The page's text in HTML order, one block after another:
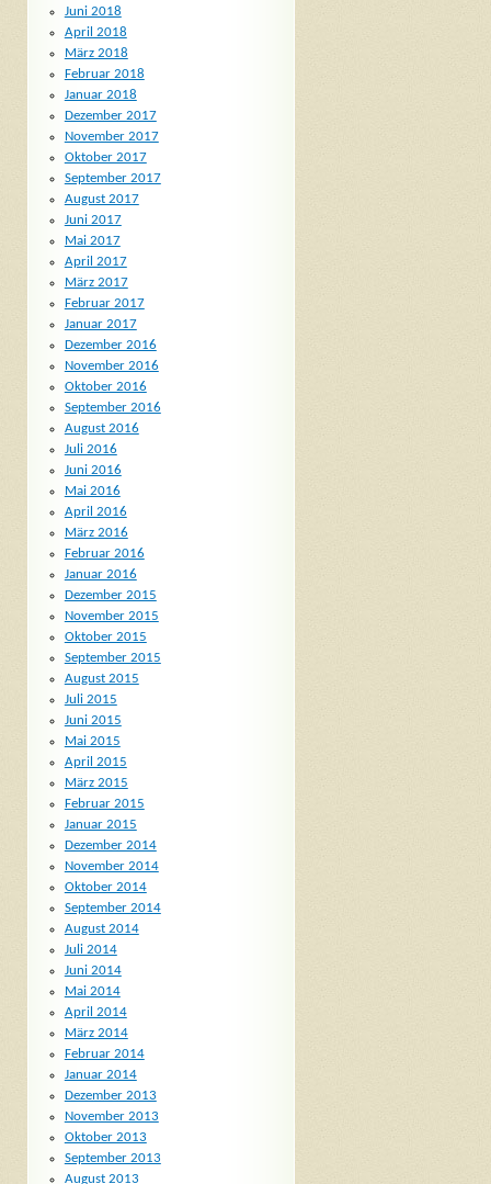
Juni 2018
April 2018
März 2018
Februar 2018
Januar 2018
Dezember 2017
November 2017
Oktober 2017
September 2017
August 2017
Juni 2017
Mai 2017
April 2017
März 2017
Februar 2017
Januar 2017
Dezember 2016
November 2016
Oktober 2016
September 2016
August 2016
Juli 2016
Juni 2016
Mai 2016
April 2016
März 2016
Februar 2016
Januar 2016
Dezember 2015
November 2015
Oktober 2015
September 2015
August 2015
Juli 2015
Juni 2015
Mai 2015
April 2015
März 2015
Februar 2015
Januar 2015
Dezember 2014
November 2014
Oktober 2014
September 2014
August 2014
Juli 2014
Juni 2014
Mai 2014
April 2014
März 2014
Februar 2014
Januar 2014
Dezember 2013
November 2013
Oktober 2013
September 2013
August 2013